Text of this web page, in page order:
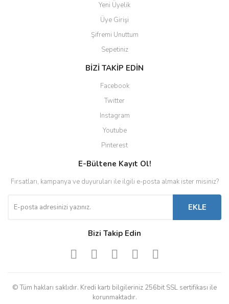
Yeni Üyelik
Üye Girişi
Şifremi Unuttum
Sepetiniz
BİZİ TAKİP EDİN
Facebook
Twitter
Instagram
Youtube
Pinterest
E-Bültene Kayıt Ol!
Fırsatları, kampanya ve duyuruları ile ilgili e-posta almak ister misiniz?
EKLE
Bizi Takip Edin
© Tüm hakları saklıdır. Kredi kartı bilgileriniz 256bit SSL sertifikası ile
korunmaktadır.